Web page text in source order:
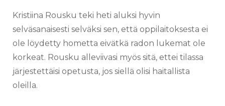
Kristiina Rousku teki heti aluksi hyvin
selväsanaisesti selväksi sen, että oppilaitoksesta ei
ole löydetty hometta eivätkä radon lukemat ole
korkeat. Rousku alleviivasi myös sitä, ettei tilassa
järjestettäisi opetusta, jos siellä olisi haitallista
oleilla.